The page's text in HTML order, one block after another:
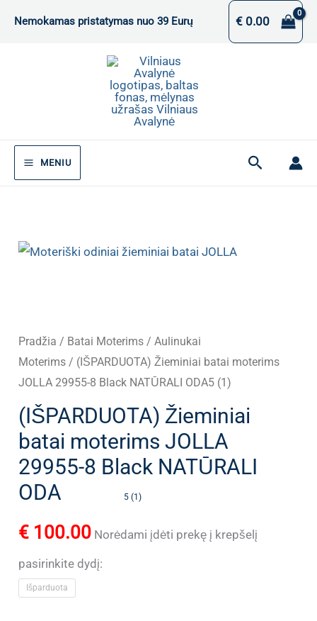
Nemokamas pristatymas nuo 39 Eurų €0.00
MENIU Paieška
Pradžia / Batai Moterims /Aulinukai
Moterims / (IŠPARDUOTA) Žieminiai batai moterims
JOLLA 29955-8 Black NATŪRALI ODA5 (1)
(IŠPARDUOTA) Žieminiai
batai moterims JOLLA
29955-8 Black NATŪRALI
ODA
5 (1)
€ 100.00 Norėdami įdėti prekę į krepšelį
pasirinkite dydį:
Išparduota